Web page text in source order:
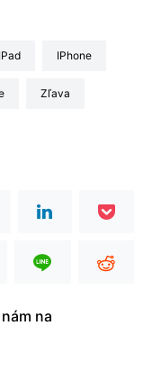
iPad iPhone
Zľava
na